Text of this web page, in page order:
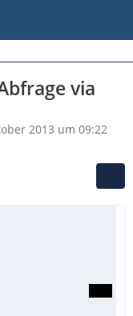
via
2013 um 09:22